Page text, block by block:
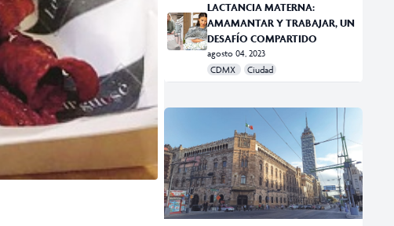
LACTANCIA MATERNA:
AMAMANTAR Y TRABAJAR, UN
DESAFÍO COMPARTIDO
agosto 04, 2023
CDMX
Ciudad